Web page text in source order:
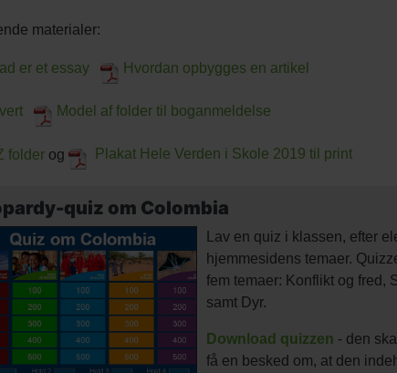
materialer:
er et essay Hvordan opbygges en artikel
Model af folder til boganmeldelse
folder og Plakat Hele Verden i Skole 2019 til print
quiz om Colombia
Lav en quiz i klassen, efter
hjemmesidens temaer.
fem temaer: Konflikt og fred,
samt Dyr.
Download quizzen - den
få en besked om, at den